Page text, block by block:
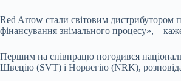
Red Arrow стали світовим дистрибутором
фінансування знімального процесу», –
Першим на співпрацю погодився
Швецію (SVT) і Норвегію (NRK),